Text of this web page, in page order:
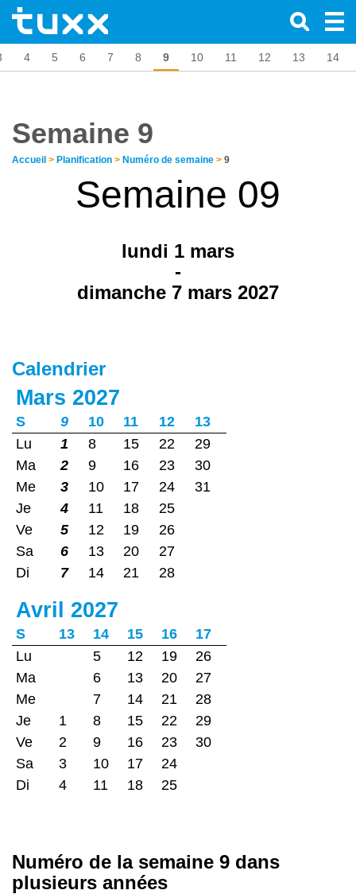
4 5 6 7 8 9 10 11 12 13 14
Semaine 9
Accueil > Planification > Numéro de semaine > 9
Semaine 09
lundi 1 mars
-
dimanche 7 mars 2027
Calendrier
Mars 2027
S 9 10 11 12
13
Lu
1 8 15 22
29
Ma
2 9 16 23
30
Me
3 10 17 24
31
Je
4 11 18
25
Ve
5 12 19
26
Sa
6 13 20
27
Di
7 14 21 28
Avril 2027
S 13 14 15 16
17
Lu
5 12 19
26
Ma
6 13 20
27
Me
7 14 21
28
Je
1 8 15 22
29
Ve
2 9 16 23
30
Sa
3 10 17
24
Di
4 11 18 25
Numéro de la semaine 9 dans
plusieurs années